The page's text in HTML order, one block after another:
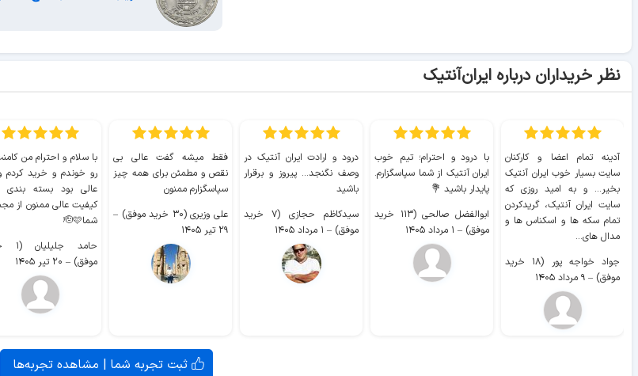
نظر خریداران درباره ایران‌آنتیک
آدینه تمام اعضا و کارکنان
سایت بسیار خوب ايران آنتیک
بخیر... و به امید روزی که
سایت ايران آنتیک، گریدکردن
تمام سکه ها و اسکناس ها و
مدال های...
جواد خواجه پور (۱۸ خرید
موفق) – ۹ مرداد ۱۴۰۵
با درود و احترام؛ تیم خوب
ایران آنتیک از شما سپاسگزارم.
پایدار باشید 💐
ابوالفضل صالحی (۱۱۳ خرید
موفق) – ۱ مرداد ۱۴۰۵
درود و ارادت ایران آنتیک در
وصف نگنجد... پیروز و برقرار
باشید
سیدکاظم حجازی (۷ خرید
موفق) – ۱ مرداد ۱۴۰۵
فقط میشه گفت عالی بی
نقص و مطمئن برای همه چیز
سپاسگزارم ممنون
علی وزیری (۳۰ خرید موفق)
–
۲۹ تیر ۱۴۰۵
با سلام و احترام من
رو خوندم و خرید کردم
عالی بود بسته بندی
کیفیت عالی ممنون از
شما🫡🩷
حامد
موفق) – ۲۰ تیر ۱۴۰۵
ثبت تجربه شما | مشاهده تجربه‌ها